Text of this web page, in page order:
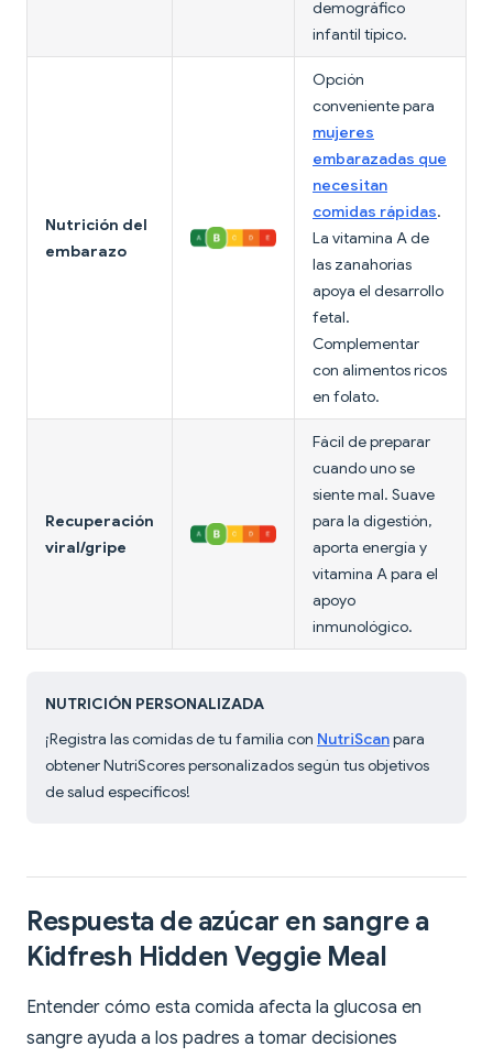
demográfico
infantil típico.
Nutrición del
embarazo
Opción
conveniente para
mujeres
embarazadas que
necesitan
comidas rápidas.
La vitamina A de
las zanahorias
apoya el desarrollo
fetal.
Complementar
con alimentos ricos
en folato.
Recuperación
viral/gripe
Fácil de preparar
cuando uno se
siente mal. Suave
para la digestión,
aporta energía y
vitamina A para el
apoyo
inmunológico.
NUTRICIÓN PERSONALIZADA
¡Registra las comidas de tu familia con NutriScanpara
obtener NutriScores personalizados según tus objetivos
de salud específicos!
Respuesta de azúcar en sangre a
Kidfresh Hidden Veggie Meal
Entender cómo esta comida afecta la glucosa en
sangre ayuda a los padres a tomar decisiones